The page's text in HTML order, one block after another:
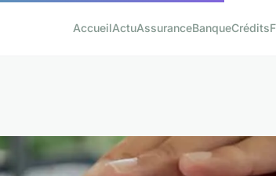
AccueilActuAssuranceBanqueCrédits